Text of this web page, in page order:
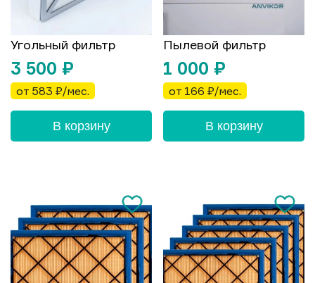
Угольный фильтр
3 500 ₽
от 583 ₽/мес.
В корзину
Пылевой фильтр
1 000 ₽
от 166 ₽/мес.
В корзину